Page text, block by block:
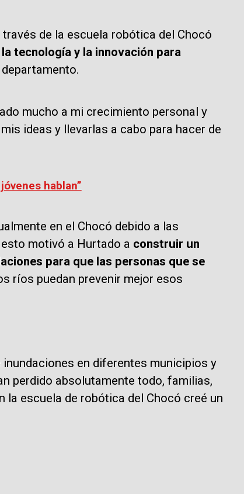
de la escuela robótica del Chocó
tecnología y la innovación para
mucho a mi crecimiento personal y
ideas y llevarlas a cabo para hacer de
hablan”
en el Chocó debido a las
motivó a Hurtado a construir un
para que las personas que se
ríos puedan prevenir mejor esos
en diferentes municipios y
perdido absolutamente todo, familias,
la escuela de robótica del Chocó creé un